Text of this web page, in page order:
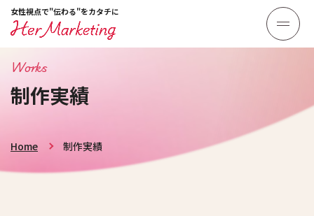
女性視点で"伝わる"をカタチに
Works
制作実績
Home 制作実績